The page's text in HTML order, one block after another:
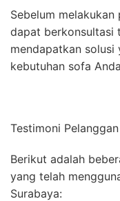
Sebelum
dapat berkonsultasi
mendapatkan
kebutuhan sofa
Testimoni Pelanggan
Berikut adalah
yang telah
Surabaya: